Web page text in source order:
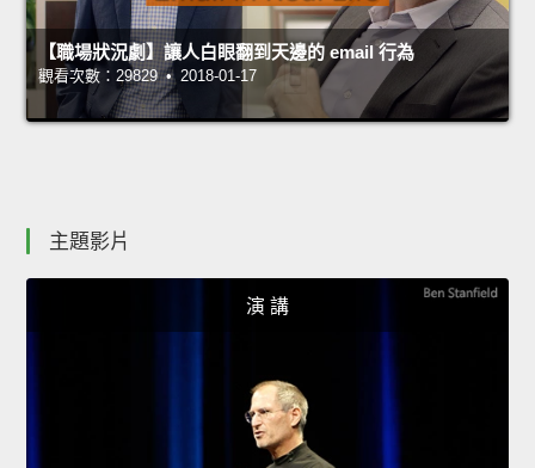
【職場狀況劇】讓人白眼翻到天邊的 email 行為
觀看次數：29829 • 2018-01-17
主題影片
演 講